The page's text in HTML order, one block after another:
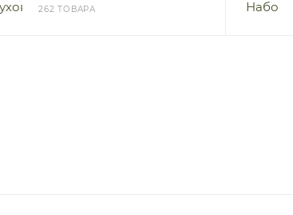
262 ТОВАРА